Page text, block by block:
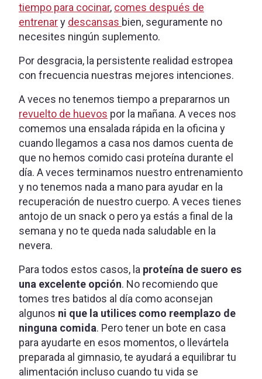
tiempo para cocinar, comes después de
entrenary descansas bien, seguramente no
necesites ningún suplemento.
Por desgracia, la persistente realidad estropea
con frecuencia nuestras mejores intenciones.
A veces no tenemos tiempo a prepararnos un
revuelto de huevos por la mañana. A veces nos
comemos una ensalada rápida en la oficina y
cuando llegamos a casa nos damos cuenta de
que no hemos comido casi proteína durante el
día. A veces terminamos nuestro entrenamiento
y no tenemos nada a mano para ayudar en la
recuperación de nuestro cuerpo. A veces tienes
antojo de un snack o pero ya estás a final de la
semana y no te queda nada saludable en la
nevera.
Para todos estos casos, la proteína de suero es
una excelente opción. No recomiendo que
tomes tres batidos al día como aconsejan
algunos ni que la utilices como reemplazo de
ninguna comida. Pero tener un bote en casa
para ayudarte en esos momentos, o llevártela
preparada al gimnasio, te ayudará a equilibrar tu
alimentación incluso cuando tu vida se